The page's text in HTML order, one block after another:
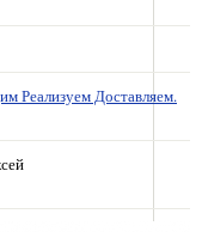
Реализуем Доставляем.